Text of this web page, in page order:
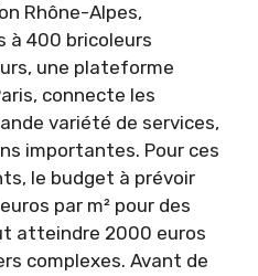
Rhône-Alpes,
à 400 bricoleurs
une plateforme
connecte les
variété de services,
importantes. Pour ces
le budget à prévoir
par m² pour des
atteindre 2000 euros
complexes. Avant de